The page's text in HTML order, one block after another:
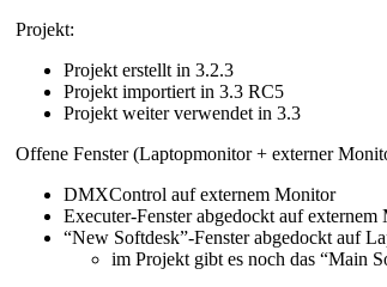
Projekt:
Projekt erstellt in 3.2.3
Projekt importiert in 3.3 RC5
Projekt weiter verwendet in 3.3
Offene Fenster (Laptopmonitor + externer
DMXControl auf externem Monitor
Executer-Fenster abgedockt auf externem
“New Softdesk”-Fenster abgedockt auf
im Projekt gibt es noch das “Main